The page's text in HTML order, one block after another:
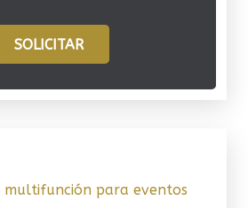
SOLICITAR
multifunción para eventos